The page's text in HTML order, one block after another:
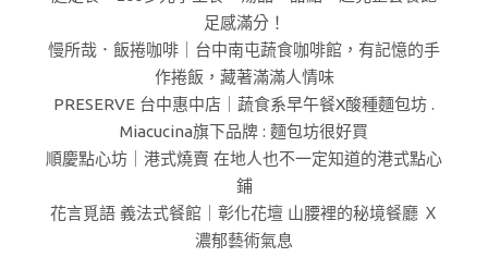
足感滿分！
慢所哉．飯捲咖啡｜台中南屯蔬食咖啡館，有記憶的手
作捲飯，藏著滿滿人情味
PRESERVE 台中惠中店｜蔬食系早午餐X酸種麵包坊 .
Miacucina旗下品牌 : 麵包坊很好買
順慶點心坊｜港式燒賣 在地人也不一定知道的港式點心
鋪
花言覓語 義法式餐館｜彰化花壇 山腰裡的秘境餐廳 Ｘ
濃郁藝術氣息